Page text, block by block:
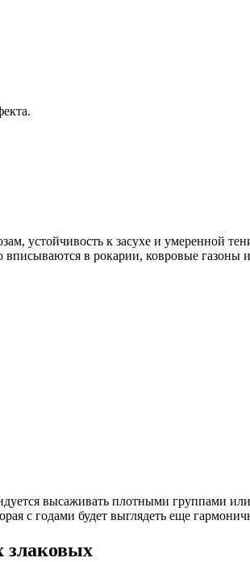
устойчивость к засухе и умеренной
вписываются в рокарии, ковровые газоны
высаживать плотными группами
с годами будет выглядеть еще
злаковых